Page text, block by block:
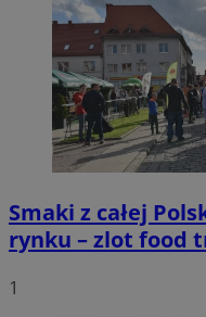
Smaki z całej
rynku – zlot food
1